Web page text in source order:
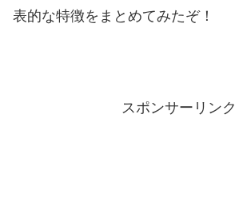
表的な特徴をまとめてみたぞ！
スポンサーリンク